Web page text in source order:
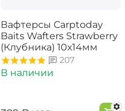
Вафтерсы Carptoday
Baits Wafters Strawberry
(Клубника) 10х14мм
207
В наличии